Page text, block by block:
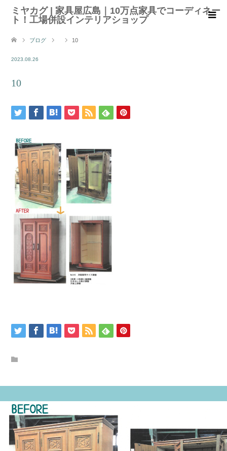
ミヤカグ | 家具屋広島｜10万点家具でコーディネー
ト！工場併設インテリアショップ
ブログ 10
2023.08.26
10